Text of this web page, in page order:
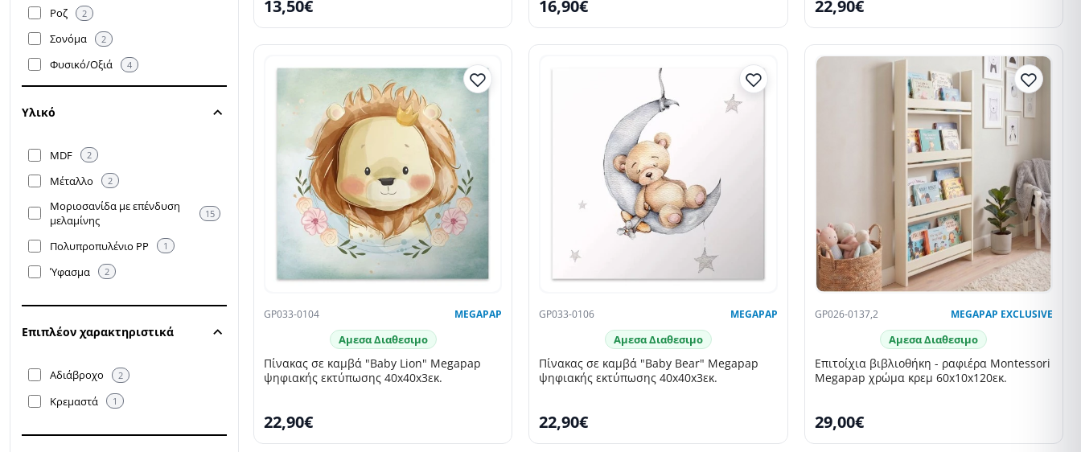
Ροζ 2
Σονόμα 2
Φυσικό/Oξιά 4
Χρυσό 1
Υλικό
MDF 2
Μέταλλο 2
Μοριοσανίδα με επένδυση
μελαμίνης
15
Πολυπροπυλένιο PP 1
Ύφασμα 2
Επιπλέον χαρακτηριστικά
Αδιάβροχο 2
Κρεμαστά 1
13,50€ 16,90€ 22,90€
GP033-0104 MEGAPAP
Αμεσα Διαθεσιμο
Πίνακας σε καμβά "Baby Lion" Megapap
ψηφιακής εκτύπωσης 40x40x3εκ.
22,90€
GP033-0106 MEGAPAP
Αμεσα Διαθεσιμο
Πίνακας σε καμβά "Baby Bear" Megapap
ψηφιακής εκτύπωσης 40x40x3εκ.
22,90€
GP026-0137,2 MEGAPAP EXCLUSIVE
Αμεσα Διαθεσιμο
Επιτοίχια βιβλιοθήκη - ραφιέρα Montessori
Megapap χρώμα κρεμ 60x10x120εκ.
29,00€